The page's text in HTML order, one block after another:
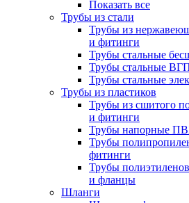
Показать все
Трубы из стали
Трубы из
и фитинги
Трубы стальные
Трубы стальные
Трубы стальные
Трубы из пластиков
Трубы из сшитого
и фитинги
Трубы напорные
Трубы
фитинги
Трубы
и фланцы
Шланги